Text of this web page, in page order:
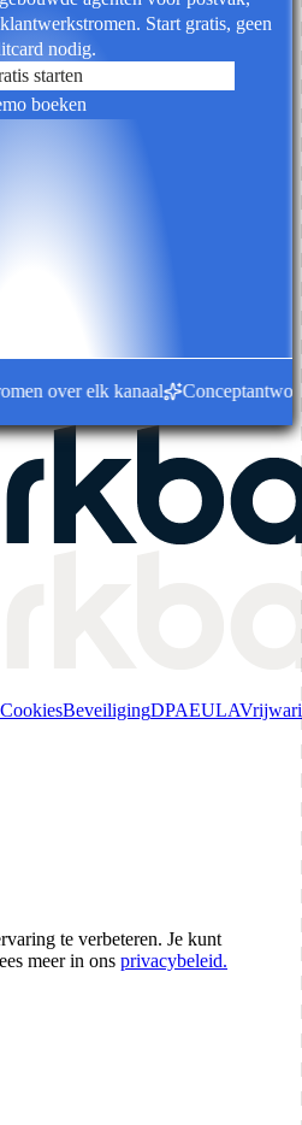
Start gratis, geen
nodig.
starten
boeken
over elk kanaal
CookiesBeveiligingDPAEULA
te verbeteren. Je kunt
meer in ons privacybeleid.